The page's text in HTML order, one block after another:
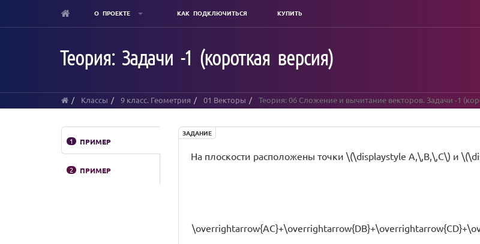
О ПРОЕКТЕ КАК ПОДКЛЮЧИТЬСЯ КУПИТЬ
Теория: Задачи -1 (короткая версия)
Классы 9 класс. Геометрия 01 Векторы Теория: 06 Сложение и вычитание векторов. Задачи -1
1 ПРИМЕР
2 ПРИМЕР
ЗАДАНИЕ
На плоскости расположены точки \(\displaystyle A,\,B,\,C\) и